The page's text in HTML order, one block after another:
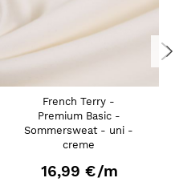
French Terry -
Premium Basic -
Sommersweat - uni -
creme
16,99 €/m